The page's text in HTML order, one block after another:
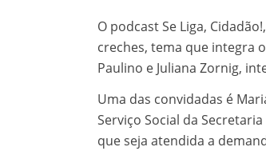
O podcast Se Liga,
creches, tema que integra
Paulino e Juliana Zornig,
Uma das convidadas é
Serviço Social da
que seja atendida a